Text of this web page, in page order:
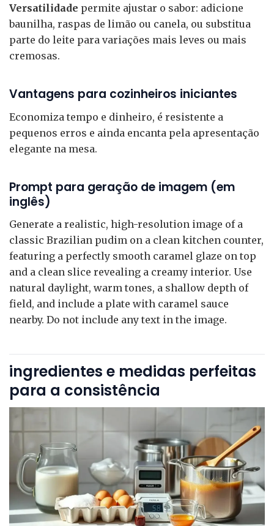
Versatilidade permite ajustar o sabor: adicione
baunilha, raspas de limão ou canela, ou substitua
parte do leite para variações mais leves ou mais
cremosas.
Vantagens para cozinheiros iniciantes
Economiza tempo e dinheiro, é resistente a
pequenos erros e ainda encanta pela apresentação
elegante na mesa.
Prompt para geração de imagem (em
inglês)
Generate a realistic, high-resolution image of a
classic Brazilian pudim on a clean kitchen counter,
featuring a perfectly smooth caramel glaze on top
and a clean slice revealing a creamy interior. Use
natural daylight, warm tones, a shallow depth of
field, and include a plate with caramel sauce
nearby. Do not include any text in the image.
ingredientes e medidas perfeitas
para a consistência